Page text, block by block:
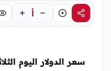
مشاركةاستماع أ